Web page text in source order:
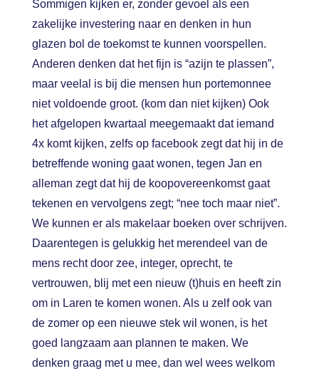
Sommigen kijken er, zonder gevoel als een
zakelijke investering naar en denken in hun
glazen bol de toekomst te kunnen voorspellen.
Anderen denken dat het fijn is “azijn te plassen”,
maar veelal is bij die mensen hun portemonnee
niet voldoende groot. (kom dan niet kijken) Ook
het afgelopen kwartaal meegemaakt dat iemand
4x komt kijken, zelfs op facebook zegt dat hij in de
betreffende woning gaat wonen, tegen Jan en
alleman zegt dat hij de koopovereenkomst gaat
tekenen en vervolgens zegt; “nee toch maar niet”.
We kunnen er als makelaar boeken over schrijven.
Daarentegen is gelukkig het merendeel van de
mens recht door zee, integer, oprecht, te
vertrouwen, blij met een nieuw (t)huis en heeft zin
om in Laren te komen wonen. Als u zelf ook van
de zomer op een nieuwe stek wil wonen, is het
goed langzaam aan plannen te maken. We
denken graag met u mee, dan wel wees welkom